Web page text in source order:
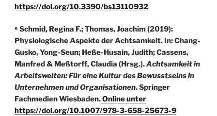
https://doi.org/10.3390/bs13110932
⁶ Schmid, Regina F.; Thomas, Joachim (2019):
Physiologische Aspekte der Achtsamkeit. In: Chang-
Gusko, Yong-Seun; Heße-Husain, Judith; Cassens,
Manfred & Meßtorff, Claudia (Hrsg.).Achtsamkeit in
Arbeitswelten: Für eine Kultur des Bewusstseins in
Unternehmen und Organisationen. Springer
Fachmedien Wiesbaden.Online unter
https://doi.org/10.1007/978-3-658-25673-9